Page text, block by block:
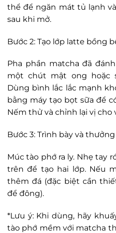
thể để ngăn mát tủ lạnh
sau khi mở.
Bước 2: Tạo lớp latte bồng
Pha phần matcha đã
một chút mật ong hoặc
Dùng bình lắc lắc mạnh
bằng máy tạo bọt sữa để
Nếm thử và chỉnh lại vị cho
Bước 3: Trình bày và
Múc tào phớ ra ly. Nhẹ tay
trên để tạo hai lớp. Nếu
thêm đá (đặc biệt cần
để đông).
*Lưu ý: Khi dùng, hãy
tào phớ mềm với matcha